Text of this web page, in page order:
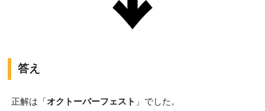
答え
正解は「オクトーバーフェスト 」でした。